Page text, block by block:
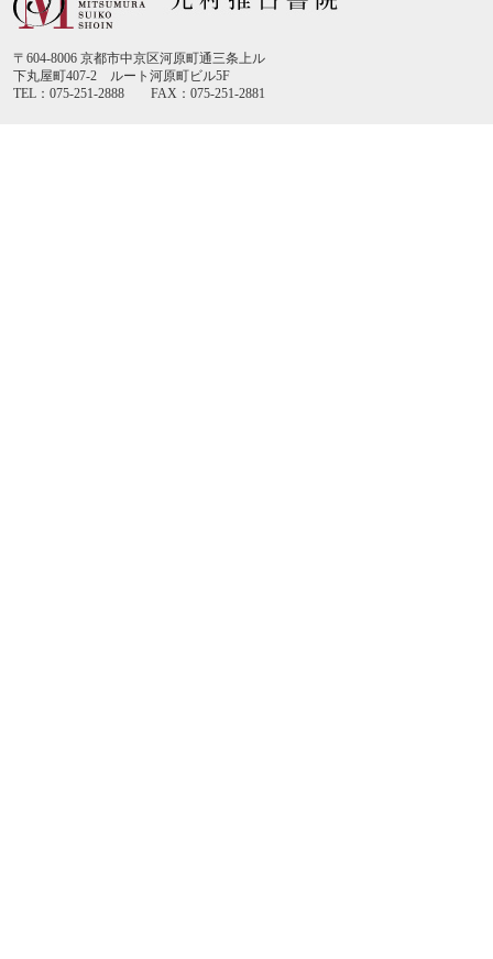
〒604-8006 京都市中京区河原町通三条上ル
下丸屋町407-2 ルート河原町ビル5F
TEL：075-251-2888 FAX：075-251-2881